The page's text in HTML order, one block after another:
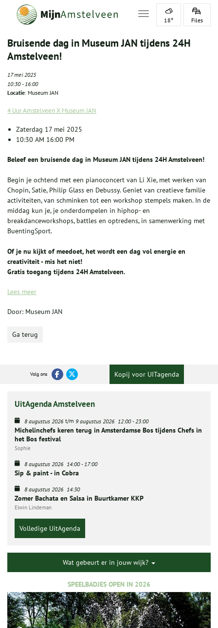
Toggle navigation
18° Files
Bruisende dag in Museum JAN tijdens 24H
Amstelveen!
17 mei 2025
10:30-16:00
Locatie: Museum JAN
4 Uur Amstelveen X Museum JAN
Zaterdag 17 mei 2025
10:30 AM 16:00 PM
Beleef een bruisende dag in Museum JAN tijdens 24H Amstelveen!
Begin je ochtend met een pianoconcert van Li Xie, met werken van
Chopin, Satie, Philip Glass en Debussy. Geniet van creatieve familie
activiteiten, van schminken tot een workshop stempels maken. In de
middag kun je, je onderdompelen in hiphop- en
breakdanceworkshops, battles en optredens, in samenwerking met
BuentingSport.
Of je nu kijkt of meedoet, het wordt een dag vol energie en
creativiteit - mis het niet!
Gratis toegang tijdens 24H Amstelveen.
Lees meer
Door: Museum JAN
Ga terug
Volg ons Kopij voor UITagenda
UitAgenda Amstelveen
8 augustus 2026 t/m 9 augustus 2026 12:00-23:00
Michelinchefs keren terug in Amsterdamse Bos tijdens Chefs in
het Bos festival
Sophie
8 augustus 2026 14:00-17:00
Sip & paint - in Cobra
8 augustus 2026 14:30
Zomer Bachata en Salsa in Buurtkamer KKP
Elwin Lindeman
Volledige UitAgenda
Wat gebeurt er in jouw wijk?
SPEELBADJES OPEN IN 2026